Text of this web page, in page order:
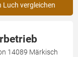
vergleichen
14089 Märkisch